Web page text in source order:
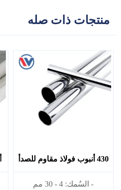
منتجات ذات صله
430 أنبوب فولاذ مقاوم للصدأ
430
- السُمك: 4 - 30 مم